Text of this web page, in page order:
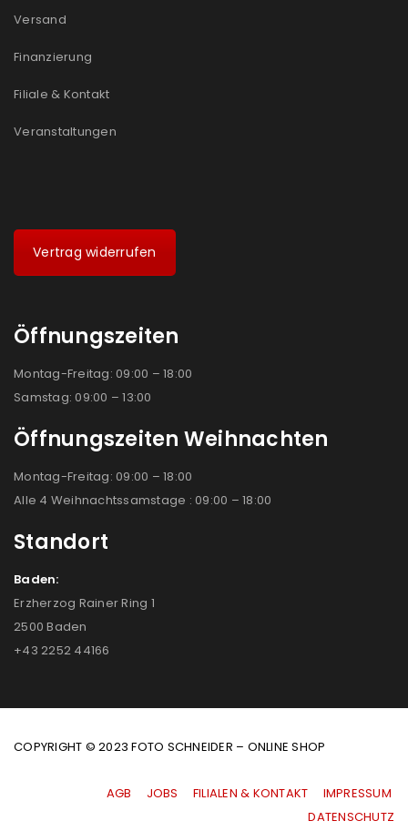
Versand
Finanzierung
Filiale & Kontakt
Veranstaltungen
Vertrag widerrufen
Öffnungszeiten
Montag-Freitag: 09:00 – 18:00
Samstag: 09:00 – 13:00
Öffnungszeiten Weihnachten
Montag-Freitag: 09:00 – 18:00
Alle 4 Weihnachtssamstage : 09:00 – 18:00
Standort
Baden:
Erzherzog Rainer Ring 1
2500 Baden
+43 2252 44166
COPYRIGHT © 2023 FOTO SCHNEIDER – ONLINE SHOP
AGB JOBS FILIALEN & KONTAKT
IMPRESSUM
|DATENSCHUTZ